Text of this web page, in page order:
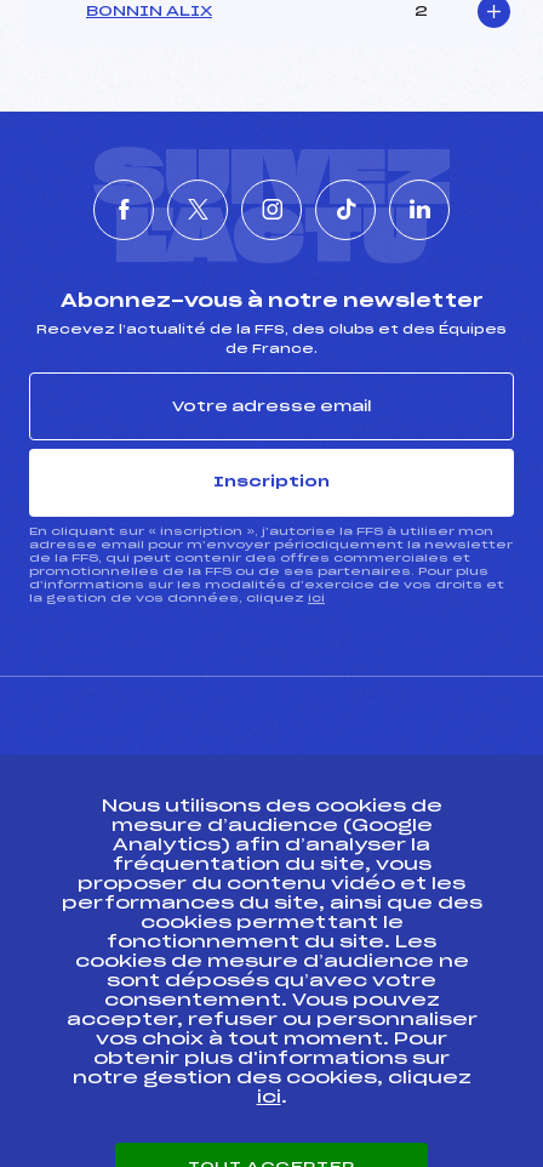
BONNIN ALIX 2
SUIVEZ
L'ACTU
Abonnez-vous à notre newsletter
Recevez l’actualité de la FFS, des clubs et des Équipes
de France.
Inscription
En cliquant sur « inscription », j’autorise la FFS à utiliser mon
adresse email pour m’envoyer périodiquement la newsletter
de la FFS, qui peut contenir des offres commerciales et
promotionnelles de la FFS ou de ses partenaires. Pour plus
d’informations sur les modalités d’exercice de vos droits et
la gestion de vos données, cliquez ici
Ressources
Pass’Neige
Projet sportif fédéral
Projet de performance fédéral
Antidopage
Pôle Développement, Formation, Suivi
Scientifique
Listes ministérielles
Pôle vie de l’athlète
Enseignement professionnel
Nous utilisons des cookies de
mesure d’audience (Google
Analytics) afin d’analyser la
fréquentation du site, vous
proposer du contenu vidéo et les
performances du site, ainsi que des
cookies permettant le
fonctionnement du site. Les
cookies de mesure d’audience ne
sont déposés qu’avec votre
consentement. Vous pouvez
accepter, refuser ou personnaliser
vos choix à tout moment. Pour
obtenir plus d'informations sur
notre gestion des cookies, cliquez
ici.